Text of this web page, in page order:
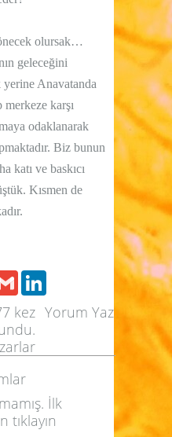
olursak…
geleceğini
yerine Anavatanda
merkeze karşı
odaklanarak
Biz bunun
katı ve baskıcı
Kısmen de
Gmail
Yorum Yaz
kez
İlk
tıklayın